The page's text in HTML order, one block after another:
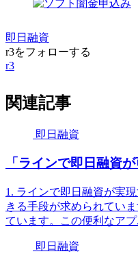
即日融資
r3をフォローする
r3
関連記事
即日融資
「ラインで即日融資
1. ラインで即日融資が実
きる手段が求められてい
ています。この便利なアプ
即日融資